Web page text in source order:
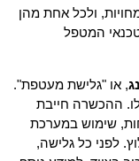
ולכל אחת מהן
טכנאי המטפל
, או "גלישת מעטפת".
ההכשרה חייבת
שימוש במערכת
לפני כל גלישה,